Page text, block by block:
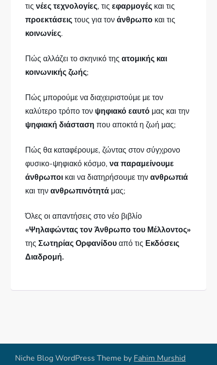
τιςνέες τεχνολογίες, τιςεφαρμογές και τις
προεκτάσειςτους για τονάνθρωπο και τις
κοινωνίες.
Πώς αλλάζει το σκηνικό τηςατομικής και
κοινωνικής ζωής;
Πώς μπορούμε να διαχειριστούμε με τον
καλύτερο τρόπο τον ψηφιακό εαυτό μας και την
ψηφιακή διάσταση που αποκτά η ζωή μας;
Πώς θα καταφέρουμε, ζώντας στον σύγχρονο
φυσικο-ψηφιακό κόσμο,να παραμείνουμε
άνθρωποι και να διατηρήσουμε τηνανθρωπιά
και τηνανθρωπινότητά μας;
Όλες οι απαντήσεις στο νέο βιβλίο
«Ψηλαφώντας τον Άνθρωπο του Μέλλοντος»
τηςΣωτηρίας Ορφανίδουαπό τις Εκδόσεις
Διαδρομή.
Niche Blog WordPress Theme by Fahim Murshid